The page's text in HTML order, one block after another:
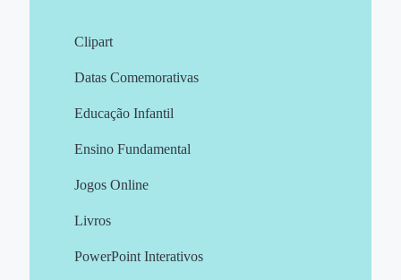
Clipart
Datas Comemorativas
Educação Infantil
Ensino Fundamental
Jogos Online
Livros
PowerPoint Interativos